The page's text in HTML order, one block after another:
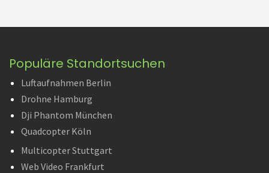
Populäre Standortsuchen
Luftaufnahmen Berlin
Drohne Hamburg
Dji Phantom München
Quadcopter Köln
Multicopter Stuttgart
Web Video Frankfurt